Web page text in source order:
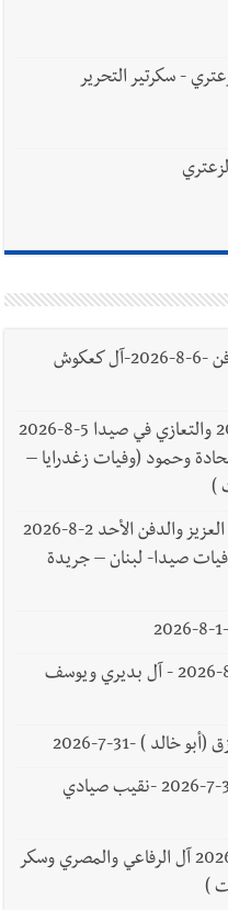
- سكرتير التحرير
وفاة الحاجة رقية محمد حمودة -الدفن -6-8-2026-آل كعكوش
وفاة مصطفى محمد موسى 3-8-2026 والتعازي في صيدا 5-8-2026
وحمود (وفيات زغدرايا –
)
وفاة الشاب موسى محمد خلف عبد العزيز والدفن الأحد 2-8-2026
صيدا- لبنان – جريدة
وفاة بدرية يوسف بديري -الدفن 1-8-2026 - آل بديري ويوسف
خالد ) -31-7-2026
وفاة الحاج مصطفى محمود بوجي -31-7-2026 -نقيب صيادي
وفاة الحاج نور الدين الرفاعي 30-7-2026 آل الرفاعي والمصري وسكر
)